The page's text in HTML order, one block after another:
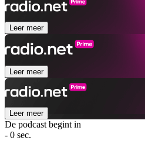
Leer meer
Leer meer
Leer meer
De podcast begint in
- 0 sec.